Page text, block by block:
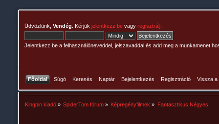
Üdvözlünk, Vendég . Kérjük jelentkezz bevagy regisztrálj.
Jelentkezz be a felhasználóneveddel, jelszavaddal és add meg a munkamenet
Főoldal Súgó Keresés Naptár Bejelentkezés Regisztráció Vissza a
Kingpin kiadó» SpiderTom fórum » Képregényfilmek » Fantasztikus Négyes